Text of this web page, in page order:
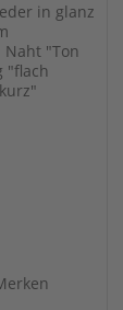
in glanz
"Ton
"flach